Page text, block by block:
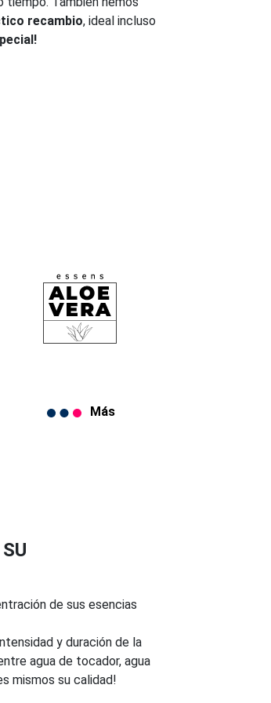
recambio, ideal incluso
Más
de sus esencias
y duración de la
agua de tocador, agua
mismos su calidad!